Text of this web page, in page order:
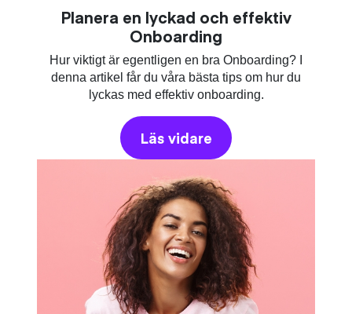
Planera en lyckad och effektiv
Onboarding
Hur viktigt är egentligen en bra Onboarding? I
denna artikel får du våra bästa tips om hur du
lyckas med effektiv onboarding.
Läs vidare